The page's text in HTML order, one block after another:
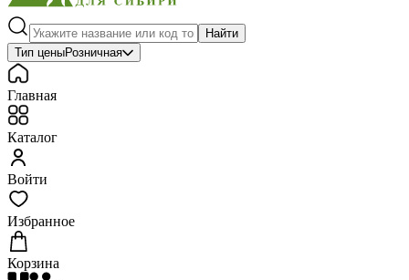
Найти
Тип ценыРозничная
Главная
Каталог
Войти
Избранное
Корзина